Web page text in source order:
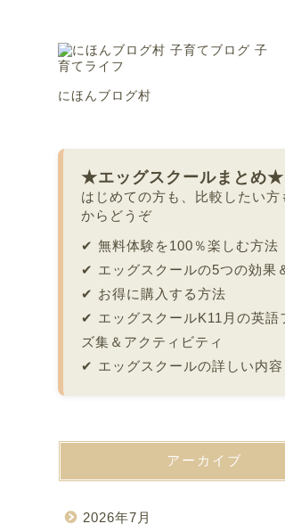
にほんブログ村
★エッグスクールまとめ★
はじめての方も、比較したい方
からどうぞ
✔ 無料体験を100％楽しむ方法
✔ エッグスクールの5つの効果
✔ お得に購入する方法
✔ エッグスクールK11月の英語
ズ集＆アクティビティ
✔ エッグスクールの詳しい内
アーカイブ
2026年7月